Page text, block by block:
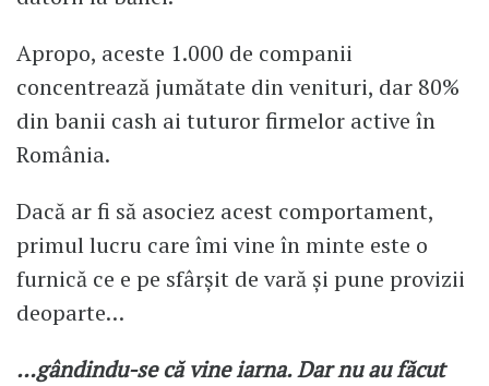
Apropo, aceste 1.000 de companii
concentrează jumătate din venituri, dar 80%
din banii cash ai tuturor firmelor active în
România.
Dacă ar fi să asociez acest comportament,
primul lucru care îmi vine în minte este o
furnică ce e pe sfârșit de vară și pune provizii
deoparte…
…gândindu-se că vine iarna. Dar nu au făcut